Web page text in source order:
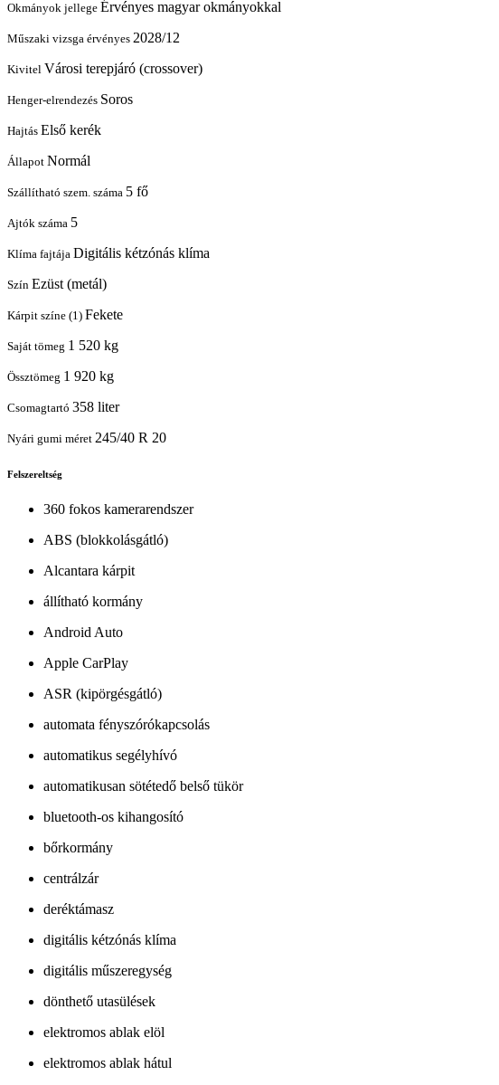
Okmányok jellege Érvényes magyar okmányokkal
Műszaki vizsga érvényes 2028/12
Kivitel Városi terepjáró (crossover)
Henger-elrendezés Soros
Hajtás Első kerék
Állapot Normál
Szállítható szem. száma 5 fő
Ajtók száma 5
Klíma fajtája Digitális kétzónás klíma
Szín Ezüst (metál)
Kárpit színe (1) Fekete
Saját tömeg 1 520 kg
Össztömeg 1 920 kg
Csomagtartó 358 liter
Nyári gumi méret 245/40 R 20
Felszereltség
360 fokos kamerarendszer
ABS (blokkolásgátló)
Alcantara kárpit
állítható kormány
Android Auto
Apple CarPlay
ASR (kipörgésgátló)
automata fényszórókapcsolás
automatikus segélyhívó
automatikusan sötétedő belső tükör
bluetooth-os kihangosító
bőrkormány
centrálzár
deréktámasz
digitális kétzónás klíma
digitális műszeregység
dönthető utasülések
elektromos ablak elöl
elektromos ablak hátul